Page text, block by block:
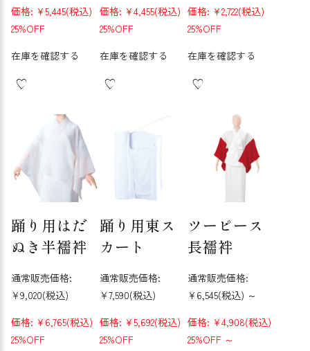
価格: ¥5,445(税込)
25%OFF
在庫を確認する
価格: ¥4,455(税込)
25%OFF
在庫を確認する
価格: ¥2,722(税込)
25%OFF
在庫を確認する
踊り用はだ
ぬき半襦袢
通常販売価格:
¥9,020(税込)
価格: ¥6,765(税込)
25%OFF
踊り用東ス
カート
通常販売価格:
¥7,590(税込)
価格: ¥5,692(税込)
25%OFF
ツーピース
長襦袢
通常販売価格:
¥6,545(税込) ～
価格: ¥4,908(税込)
25%OFF ～